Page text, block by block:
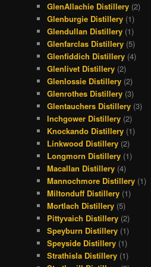
GlenAllachie Distillery (2)
Glenburgie Distillery (1)
Glendullan Distillery (1)
Glenfarclas Distillery (5)
Glenfiddich Distillery (4)
Glenlivet Distillery (2)
Glenlossie Distillery (2)
Glenrothes Distillery (3)
Glentauchers Distillery (3)
Inchgower Distillery (2)
Knockando Distillery (1)
Linkwood Distillery (2)
Longmorn Distillery (1)
Macallan Distillery (4)
Mannochmore Distillery (1)
Miltonduff Distillery (1)
Mortlach Distillery (5)
Pittyvaich Distillery (2)
Speyburn Distillery (1)
Speyside Distillery (1)
Strathisla Distillery (1)